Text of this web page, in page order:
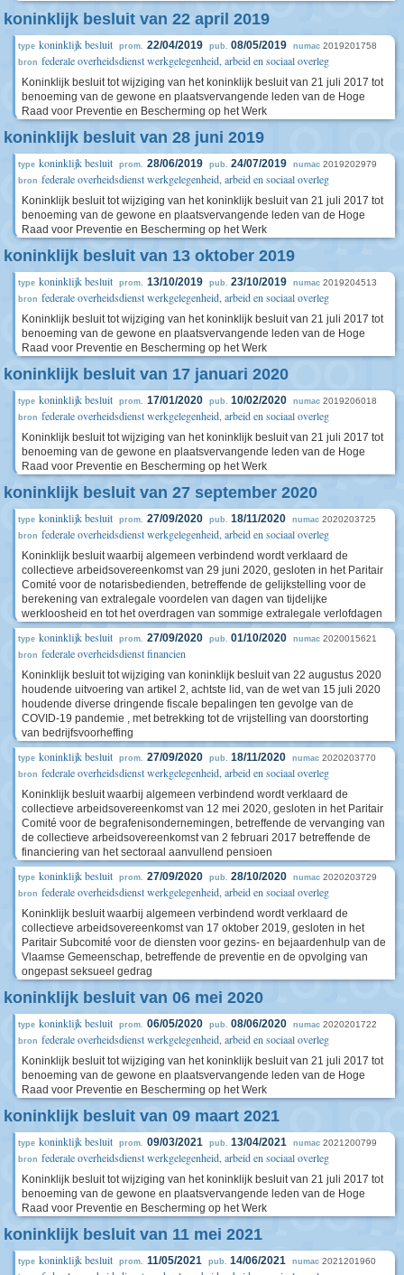
koninklijk besluit van 22 april 2019
type koninklijk besluit prom. 22/04/2019 pub. 08/05/2019 numac 2019201758
bron federale overheidsdienst werkgelegenheid, arbeid en sociaal overleg
Koninklijk besluit tot wijziging van het koninklijk besluit van 21 juli 2017 tot
benoeming van de gewone en plaatsvervangende leden van de Hoge
Raad voor Preventie en Bescherming op het Werk
koninklijk besluit van 28 juni 2019
type koninklijk besluit prom. 28/06/2019 pub. 24/07/2019 numac 2019202979
bron federale overheidsdienst werkgelegenheid, arbeid en sociaal overleg
Koninklijk besluit tot wijziging van het koninklijk besluit van 21 juli 2017 tot
benoeming van de gewone en plaatsvervangende leden van de Hoge
Raad voor Preventie en Bescherming op het Werk
koninklijk besluit van 13 oktober 2019
type koninklijk besluit prom. 13/10/2019 pub. 23/10/2019 numac 2019204513
bron federale overheidsdienst werkgelegenheid, arbeid en sociaal overleg
Koninklijk besluit tot wijziging van het koninklijk besluit van 21 juli 2017 tot
benoeming van de gewone en plaatsvervangende leden van de Hoge
Raad voor Preventie en Bescherming op het Werk
koninklijk besluit van 17 januari 2020
type koninklijk besluit prom. 17/01/2020 pub. 10/02/2020 numac 2019206018
bron federale overheidsdienst werkgelegenheid, arbeid en sociaal overleg
Koninklijk besluit tot wijziging van het koninklijk besluit van 21 juli 2017 tot
benoeming van de gewone en plaatsvervangende leden van de Hoge
Raad voor Preventie en Bescherming op het Werk
koninklijk besluit van 27 september 2020
type koninklijk besluit prom. 27/09/2020 pub. 18/11/2020 numac 2020203725
bron federale overheidsdienst werkgelegenheid, arbeid en sociaal overleg
Koninklijk besluit waarbij algemeen verbindend wordt verklaard de
collectieve arbeidsovereenkomst van 29 juni 2020, gesloten in het Paritair
Comité voor de notarisbedienden, betreffende de gelijkstelling voor de
berekening van extralegale voordelen van dagen van tijdelijke
werkloosheid en tot het overdragen van sommige extralegale verlofdagen
type koninklijk besluit prom. 27/09/2020 pub. 01/10/2020 numac 2020015621
bron federale overheidsdienst financien
Koninklijk besluit tot wijziging van koninklijk besluit van 22 augustus 2020
houdende uitvoering van artikel 2, achtste lid, van de wet van 15 juli 2020
houdende diverse dringende fiscale bepalingen ten gevolge van de
COVID-19 pandemie , met betrekking tot de vrijstelling van doorstorting
van bedrijfsvoorheffing
type koninklijk besluit prom. 27/09/2020 pub. 18/11/2020 numac 2020203770
bron federale overheidsdienst werkgelegenheid, arbeid en sociaal overleg
Koninklijk besluit waarbij algemeen verbindend wordt verklaard de
collectieve arbeidsovereenkomst van 12 mei 2020, gesloten in het Paritair
Comité voor de begrafenisondernemingen, betreffende de vervanging van
de collectieve arbeidsovereenkomst van 2 februari 2017 betreffende de
financiering van het sectoraal aanvullend pensioen
type koninklijk besluit prom. 27/09/2020 pub. 28/10/2020 numac 2020203729
bron federale overheidsdienst werkgelegenheid, arbeid en sociaal overleg
Koninklijk besluit waarbij algemeen verbindend wordt verklaard de
collectieve arbeidsovereenkomst van 17 oktober 2019, gesloten in het
Paritair Subcomité voor de diensten voor gezins- en bejaardenhulp van de
Vlaamse Gemeenschap, betreffende de preventie en de opvolging van
ongepast seksueel gedrag
koninklijk besluit van 06 mei 2020
type koninklijk besluit prom. 06/05/2020 pub. 08/06/2020 numac 2020201722
bron federale overheidsdienst werkgelegenheid, arbeid en sociaal overleg
Koninklijk besluit tot wijziging van het koninklijk besluit van 21 juli 2017 tot
benoeming van de gewone en plaatsvervangende leden van de Hoge
Raad voor Preventie en Bescherming op het Werk
koninklijk besluit van 09 maart 2021
type koninklijk besluit prom. 09/03/2021 pub. 13/04/2021 numac 2021200799
bron federale overheidsdienst werkgelegenheid, arbeid en sociaal overleg
Koninklijk besluit tot wijziging van het koninklijk besluit van 21 juli 2017 tot
benoeming van de gewone en plaatsvervangende leden van de Hoge
Raad voor Preventie en Bescherming op het Werk
koninklijk besluit van 11 mei 2021
type koninklijk besluit prom. 11/05/2021 pub. 14/06/2021 numac 2021201960